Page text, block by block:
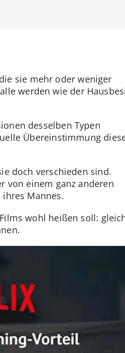
sie mehr oder weniger
werden wie der
desselben Typen
Übereinstimmung
doch verschieden sind.
von einem ganz anderen
Mannes.
wohl heißen soll: